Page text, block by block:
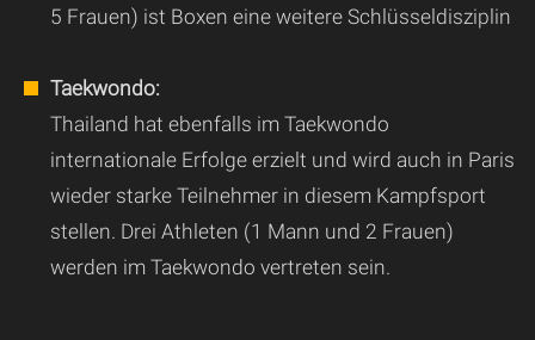
5 Frauen) ist Boxen eine weitere Schlüsseldisziplin
Taekwondo:
Thailand hat ebenfalls im Taekwondo
internationale Erfolge erzielt und wird auch in Paris
wieder starke Teilnehmer in diesem Kampfsport
stellen. Drei Athleten (1 Mann und 2 Frauen)
werden im Taekwondo vertreten sein.